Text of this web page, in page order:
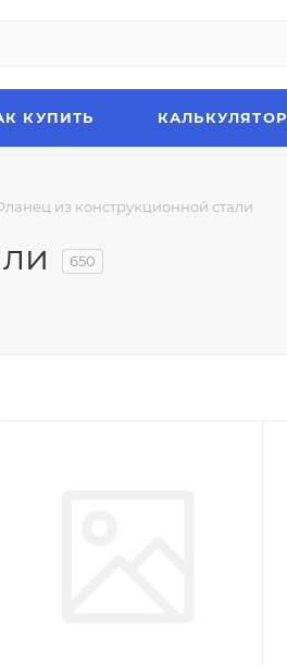
КУПИТЬ КАЛЬКУЛЯТОР
из конструкционной стали
650